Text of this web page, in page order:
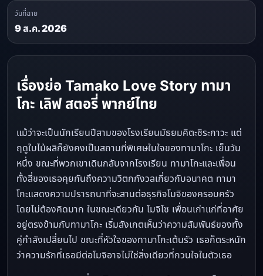
วันที่ฉาย
9 ส.ค. 2026
เรื่องย่อ Tamako Love Story ทามา
โกะ เลิฟ สตอรี่ พากย์ไทย
แม้ว่าจะเป็นนักเรียนปีสามของโรงเรียนมัธยมคิตะชิระกาวะ แต่
ฤดูใบไม้ผลิก็ยังคงเป็นสถานที่พิเศษในใจของทามาโกะ เย็นวัน
หนึ่ง ขณะที่พวกเขาเดินกลับจากโรงเรียน ทามาโกะและเพื่อน
ทั้งสี่ของเธอคุยกันถึงความวิตกกังวลเกี่ยวกับอนาคต ทามา
โกะแสดงความปรารถนาที่จะสานต่อธุรกิจโมจิของครอบครัว
โดยไม่ต้องคิดมาก ในขณะเดียวกัน โมจิโซ เพื่อนเก่าแก่ที่อาศัย
อยู่ตรงข้ามกับทามาโกะ เริ่มสังเกตเห็นว่าความสัมพันธ์ของทั้ง
คู่กำลังเปลี่ยนไป ขณะที่หัวใจของทามาโกะเต้นรัว เธอก็ตระหนัก
ว่าความรักที่เธอมีต่อโมจิอาจไม่ใช่สิ่งเดียวที่กวนใจในตัวเธอ